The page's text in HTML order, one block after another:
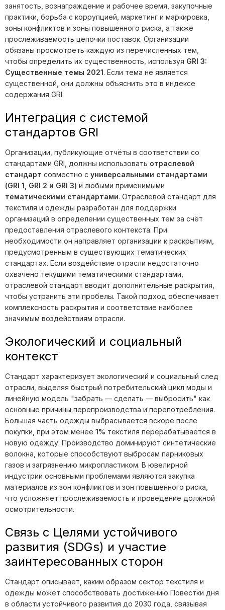
занятость, вознаграждение и рабочее время, закупочные
практики, борьба с коррупцией, маркетинг и маркировка,
зоны конфликтов и зоны повышенного риска, а также
прослеживаемость цепочки поставок. Организации
обязаны просмотреть каждую из перечисленных тем,
чтобы определить их существенность, используя GRI 3:
Существенные темы 2021. Если тема не является
существенной, они должны объяснить это в индексе
содержания GRI.
Интеграция с системой
стандартов GRI
Организации, публикующие отчёты в соответствии со
стандартами GRI, должны использовать отраслевой
стандарт совместно с универсальными стандартами
(GRI 1, GRI 2 и GRI 3) и любыми применимыми
тематическими стандартами. Отраслевой стандарт для
текстиля и одежды разработан для поддержки
организаций в определении существенных тем за счёт
предоставления отраслевого контекста. При
необходимости он направляет организации к раскрытиям,
предусмотренным в существующих тематических
стандартах. Если воздействие отрасли недостаточно
охвачено текущими тематическими стандартами,
отраслевой стандарт вводит дополнительные раскрытия,
чтобы устранить эти пробелы. Такой подход обеспечивает
комплексность раскрытия и соответствие наиболее
значимым воздействиям отрасли.
Экологический и социальный
контекст
Стандарт характеризует экологический и социальный след
отрасли, выделяя быстрый потребительский цикл моды и
линейную модель "забрать — сделать — выбросить" как
основные причины перепроизводства и перепотребления.
Большая часть одежды выбрасывается вскоре после
покупки, при этом менее 1% текстиля перерабатывается в
новую одежду. Производство доминируют синтетические
волокна, которые способствуют выбросам парниковых
газов и загрязнению микропластиком. В ювелирной
индустрии основными проблемами являются закупка
материалов из зон конфликтов и зон повышенного риска,
что усложняет прослеживаемость и проведение должной
осмотрительности.
Связь с Целями устойчивого
развития (SDGs) и участие
заинтересованных сторон
Стандарт описывает, каким образом сектор текстиля и
одежды может способствовать достижению Повестки дня
в области устойчивого развития до 2030 года, связывая